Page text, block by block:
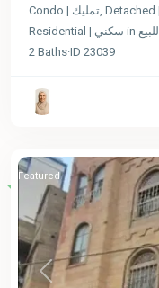
Condo | تمليك
Residential | سكني in للبيع
2 Baths·ID 23039
Previous
Featured